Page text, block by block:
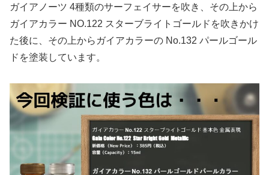
ガイアノーツ 4種類のサーフェイサーを吹き、その上から
ガイアカラー NO.122 スターブライトゴールドを吹きかけ
た後に、その上からガイアカラーの No.132 パールゴール
ドを塗装しています。